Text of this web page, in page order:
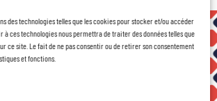
des technologies telles que les cookies pour stocker et/ou accéder
ces technologies nous permettra de traiter des données telles que
ce site. Le fait de ne pas consentir ou de retirer son consentement
et fonctions.